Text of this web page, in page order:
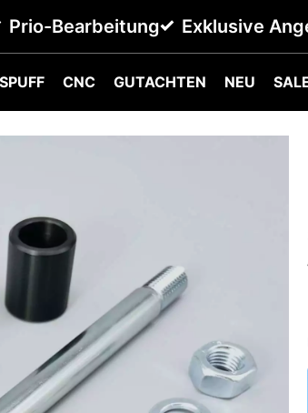
Prio-Bearbeitung Exklusive
CNC GUTACHTEN NEU